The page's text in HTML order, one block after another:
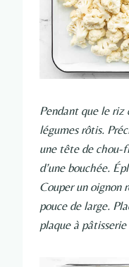
Pendant que le riz
légumes rôtis.
une tête de chou-
d’une bouchée.
Couper un oignon
pouce de large.
plaque à